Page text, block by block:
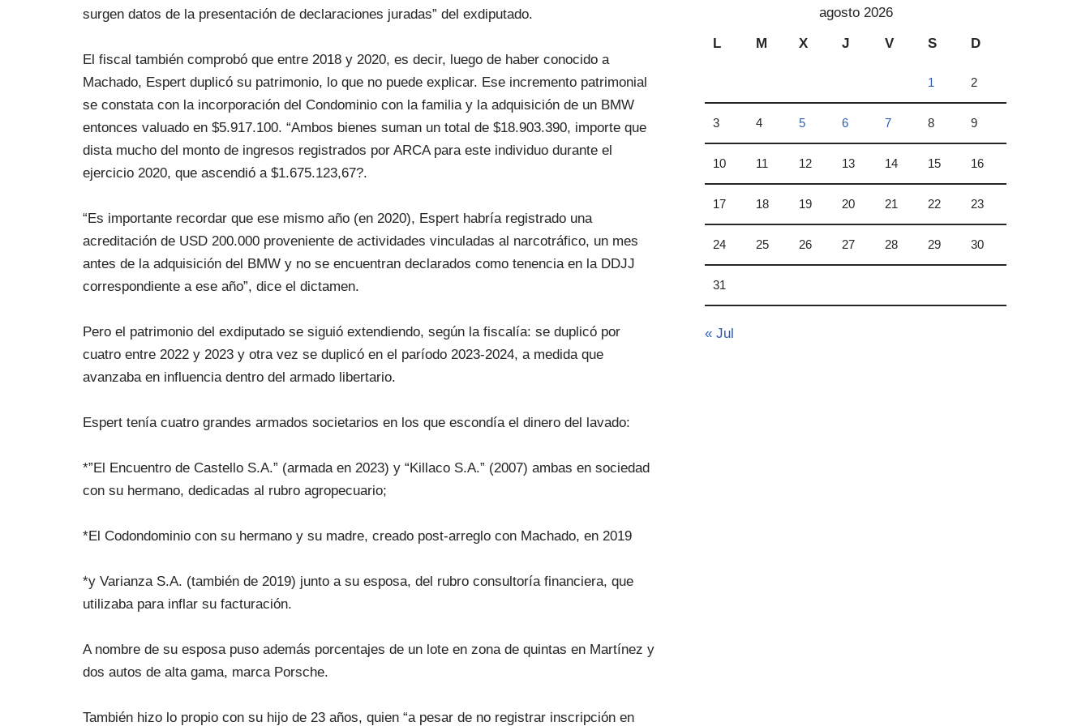
surgen datos de la presentación de declaraciones juradas” del exdiputado.
El fiscal también comprobó que entre 2018 y 2020, es decir, luego de haber conocido a
Machado, Espert duplicó su patrimonio, lo que no puede explicar. Ese incremento patrimonial
se constata con la incorporación del Condominio con la familia y la adquisición de un BMW
entonces valuado en $5.917.100. “Ambos bienes suman un total de $18.903.390, importe que
dista mucho del monto de ingresos registrados por ARCA para este individuo durante el
ejercicio 2020, que ascendió a $1.675.123,67?.
“Es importante recordar que ese mismo año (en 2020), Espert habría registrado una
acreditación de USD 200.000 proveniente de actividades vinculadas al narcotráfico, un mes
antes de la adquisición del BMW y no se encuentran declarados como tenencia en la DDJJ
correspondiente a ese año”, dice el dictamen.
Pero el patrimonio del exdiputado se siguió extendiendo, según la fiscalía: se duplicó por
cuatro entre 2022 y 2023 y otra vez se duplicó en el paríodo 2023-2024, a medida que
avanzaba en influencia dentro del armado libertario.
Espert tenía cuatro grandes armados societarios en los que escondía el dinero del lavado:
*”El Encuentro de Castello S.A.” (armada en 2023) y “Killaco S.A.” (2007) ambas en sociedad
con su hermano, dedicadas al rubro agropecuario;
*El Codondominio con su hermano y su madre, creado post-arreglo con Machado, en 2019
*y Varianza S.A. (también de 2019) junto a su esposa, del rubro consultoría financiera, que
utilizaba para inflar su facturación.
A nombre de su esposa puso además porcentajes de un lote en zona de quintas en Martínez y
dos autos de alta gama, marca Porsche.
También hizo lo propio con su hijo de 23 años, quien “a pesar de no registrar inscripción en
agosto 2026
L
M X J V S D
1 2
3 4 5 6 7 8 9
10 11 12 13 14 15 16
17 18 19 20 21 22 23
24 25 26 27 28 29 30
31
« Jul